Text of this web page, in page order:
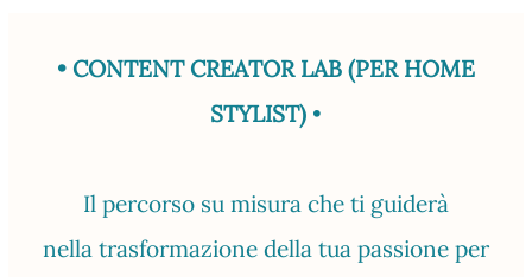
• CONTENT CREATOR LAB (PER HOME
STYLIST) •
Il percorso su misura che ti guiderà
nella trasformazione della tua passione per